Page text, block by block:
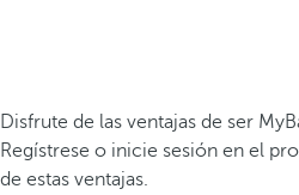
Disfrute de las ventajas de ser
Regístrese o inicie sesión en el
de estas ventajas.